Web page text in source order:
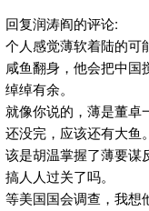
回复润涛阎的评论:
个人感觉薄软着陆的可
咸鱼翻身，他会把中国
绰绰有余。
就像你说的，薄是董卓
还没完，应该还有大鱼
该是胡温掌握了薄要谋
搞人人过关了吗。
等美国国会调查，我想